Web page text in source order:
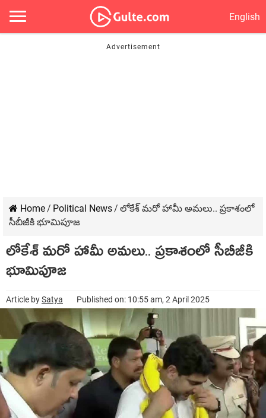
English
Home/ Political News/ లోకేశ్ మరో హామీ అమలు.. ప్రకాశంలో
సీబీజీకి భూమిపూజ
లోకేశ్ మరో హామీ అమలు.. ప్రకాశంలో సీబీజీకి
భూమిపూజ
Article bySatya Published on: 10:55 am, 2 April 2025